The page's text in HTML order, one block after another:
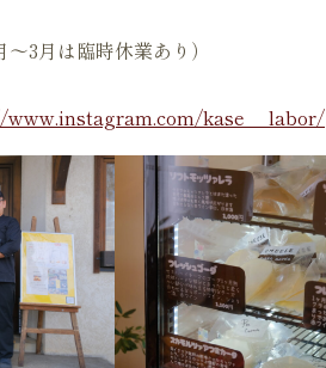
3月は臨時休業あり）
kase__labor/